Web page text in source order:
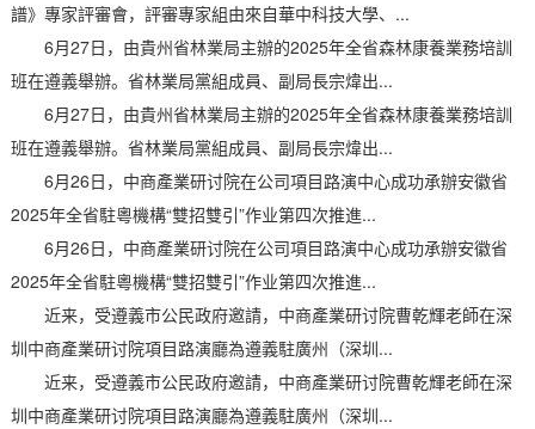
譜》專家評審會，評審專家組由來自華中科技大學、...
6月27日，由貴州省林業局主辦的2025年全省森林康養業務培訓
班在遵義舉辦。省林業局黨組成員、副局長宗煒出...
6月27日，由貴州省林業局主辦的2025年全省森林康養業務培訓
班在遵義舉辦。省林業局黨組成員、副局長宗煒出...
6月26日，中商產業研讨院在公司項目路演中心成功承辦安徽省
2025年全省駐粵機構“雙招雙引”作业第四次推進...
6月26日，中商產業研讨院在公司項目路演中心成功承辦安徽省
2025年全省駐粵機構“雙招雙引”作业第四次推進...
近来，受遵義市公民政府邀請，中商產業研讨院曹乾輝老師在深
圳中商產業研讨院項目路演廳為遵義駐廣州（深圳...
近来，受遵義市公民政府邀請，中商產業研讨院曹乾輝老師在深
圳中商產業研讨院項目路演廳為遵義駐廣州（深圳...